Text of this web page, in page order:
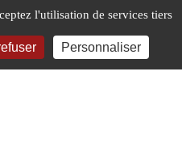
l'utilisation de services tiers
Personnaliser